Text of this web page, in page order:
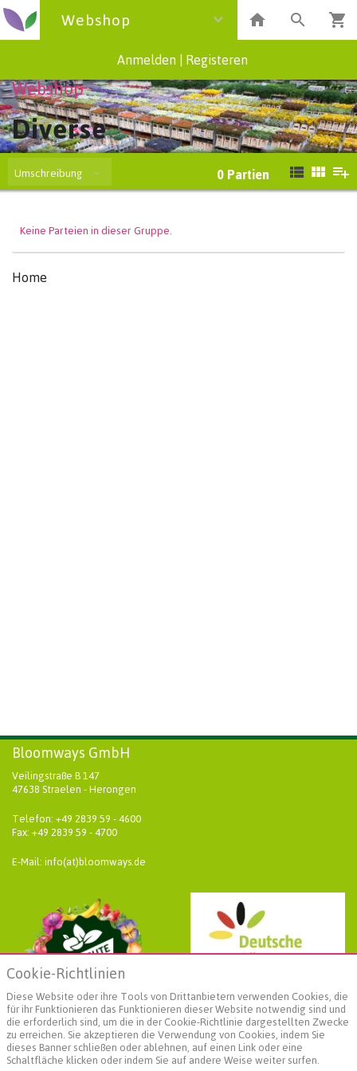
Webshop
Anmelden Registeren
Webshop
Diverse
Umschreibung 0 Partien
Keine Parteien in dieser Gruppe.
Home
Bloomways GmbH
Veilingstraße B 147
47638 Straelen - Herongen
Telefon: +49 2839 59 - 4600
Fax: +49 2839 59 - 4700
E-Mail: info(at)bloomways.de
Weiterführende Informationen
Cookie-Richtlinien
Diese Website oder ihre Tools von Drittanbietern verwenden Cookies, die
für ihr Funktionieren das Funktionieren dieser Website notwendig sind und
die erforderlich sind, um die in der Cookie-Richtlinie dargestellten Zwecke
zu erreichen. Sie akzeptieren die Verwendung von Cookies, indem Sie
dieses Banner schließen oder ablehnen, auf einen Link oder eine
Schaltfläche klicken oder indem Sie auf andere Weise weiter surfen.